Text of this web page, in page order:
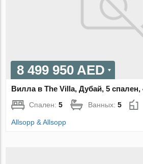
8 499 950 AED
Вилла в The Villa, Дубай, 5 спален,
Спален:5 Ванных:5
Allsopp & Allsopp